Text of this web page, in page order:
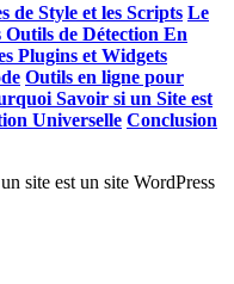
de Style et les Scripts Le
Outils de Détection En
Plugins et Widgets
Outils en ligne pour
Savoir si un Site est
Universelle Conclusion
site est un site WordPress